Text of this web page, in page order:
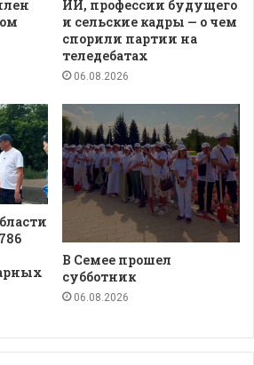
ИИ, профессии будущего
и сельские кадры — о чем
спорили партии на
теледебатах
06.08.2026
В Семее прошел
субботник
06.08.2026